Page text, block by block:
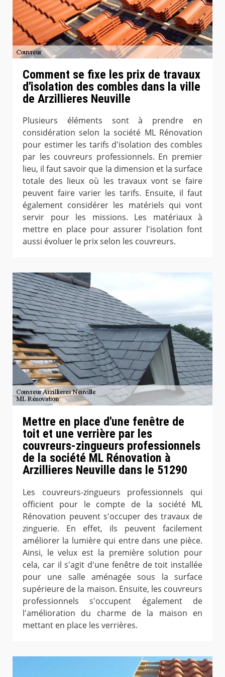
Comment se fixe les prix de travaux
d'isolation des combles dans la ville
de Arzillieres Neuville
Plusieurs éléments sont à prendre en
considération selon la société ML Rénovation
pour estimer les tarifs d'isolation des combles
par les couvreurs professionnels. En premier
lieu, il faut savoir que la dimension et la surface
totale des lieux où les travaux vont se faire
peuvent faire varier les tarifs. Ensuite, il faut
également considérer les matériels qui vont
servir pour les missions. Les matériaux à
mettre en place pour assurer l'isolation font
aussi évoluer le prix selon les couvreurs.
Mettre en place d'une fenêtre de
toit et une verrière par les
couvreurs-zingueurs professionnels
de la société ML Rénovation à
Arzillieres Neuville dans le 51290
Les couvreurs-zingueurs professionnels qui
officient pour le compte de la société ML
Rénovation peuvent s'occuper des travaux de
zinguerie. En effet, ils peuvent facilement
améliorer la lumière qui entre dans une pièce.
Ainsi, le velux est la première solution pour
cela, car il s'agit d'une fenêtre de toit installée
pour une salle aménagée sous la surface
supérieure de la maison. Ensuite, les couvreurs
professionnels s'occupent également de
l'amélioration du charme de la maison en
mettant en place les verrières.